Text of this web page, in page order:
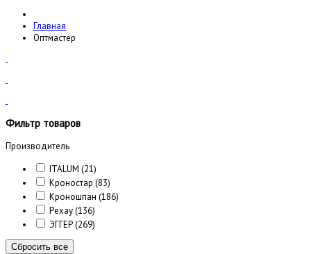
Главная
Оптмастер
Фильтр товаров
Производитель
ITALUM (21)
Кроностар (83)
Кроношпан (186)
Рехау(136)
ЭГГЕР(269)
Сбросить все